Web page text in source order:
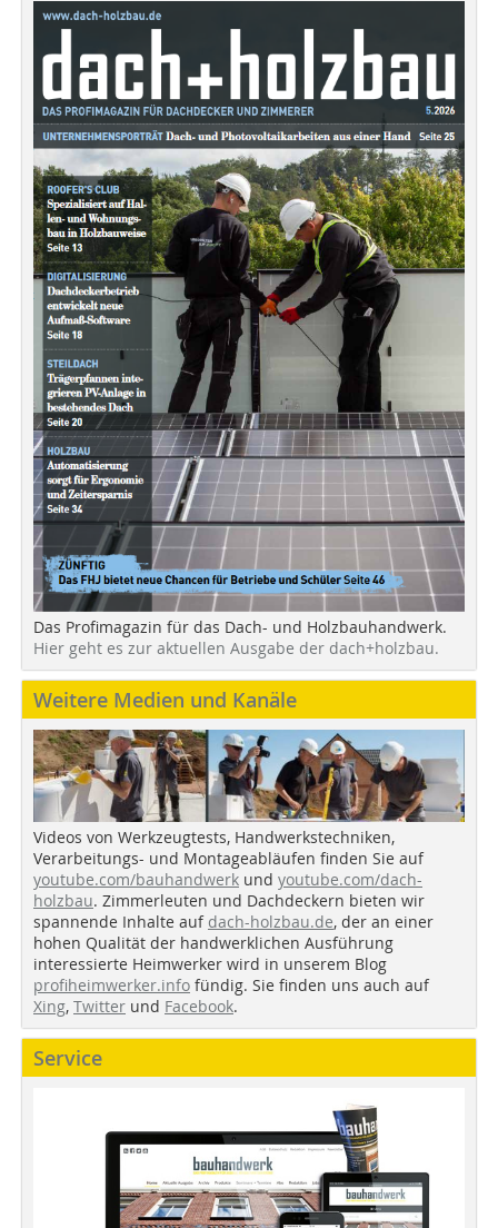
Das Profimagazin für das Dach- und Holzbauhandwerk.
Hier geht es zur aktuellen Ausgabe der dach+holzbau.
Weitere Medien und Kanäle
Videos von Werkzeugtests, Handwerkstechniken,
Verarbeitungs- und Montageabläufen finden Sie auf
youtube.com/bauhandwerk und youtube.com/dach-
holzbau. Zimmerleuten und Dachdeckern bieten wir
spannende Inhalte auf dach-holzbau.de, der an einer
hohen Qualität der handwerklichen Ausführung
interessierte Heimwerker wird in unserem Blog
profiheimwerker.info fündig. Sie finden uns auch auf
Xing, Twitter und Facebook.
Service